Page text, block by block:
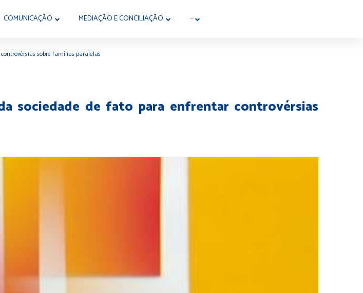
COMUNICAÇÃO MEDIAÇÃO E CONCILIAÇÃO ···
sobre famílias paralelas
sociedade de fato para enfrentar controvérsias